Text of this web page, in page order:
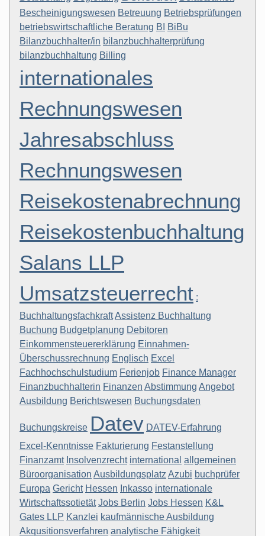
Bescheinigungswesen Betreuung Betriebsprüfungen
betriebswirtschaftliche Beratung BI
BiBu
Bilanzbuchhalter/in bilanzbuchhalterprüfung
bilanzbuchhaltung Billing
internationales
Rechnungswesen
Jahresabschluss
Rechnungswesen
Reisekostenabrechnung
Reisekostenbuchhaltung
Salans LLP
Umsatzsteuerrecht :
BuchhaltungsfachkraftAssistenz Buchhaltung
Buchung Budgetplanung Debitoren
Einkommensteuererklärung Einnahmen-
Überschussrechnung Englisch Excel
Fachhochschulstudium Ferienjob Finance Manager
Finanzbuchhalterin Finanzen Abstimmung Angebot
Ausbildung Berichtswesen Buchungsdaten
Buchungskreise Datev DATEV-Erfahrung
Excel-Kenntnisse Fakturierung Festanstellung
Finanzamt Insolvenzrecht international allgemeinen
Büroorganisation Ausbildungsplatz Azubi buchprüfer
Europa Gericht Hessen Inkasso internationale
Wirtschaftssotietät Jobs Berlin Jobs Hessen K&L
Gates LLP Kanzlei kaufmännische Ausbildung
Akqusitionsverfahren analytische Fähigkeit